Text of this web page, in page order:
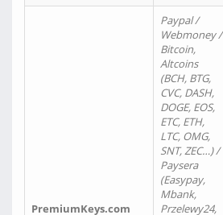
PremiumKeys.com
Paypal /
Webmoney /
Bitcoin,
Altcoins
(BCH, BTG,
CVC, DASH,
DOGE, EOS,
ETC, ETH,
LTC, OMG,
SNT, ZEC…) /
Paysera
(Easypay,
Mbank,
Przelewy24,